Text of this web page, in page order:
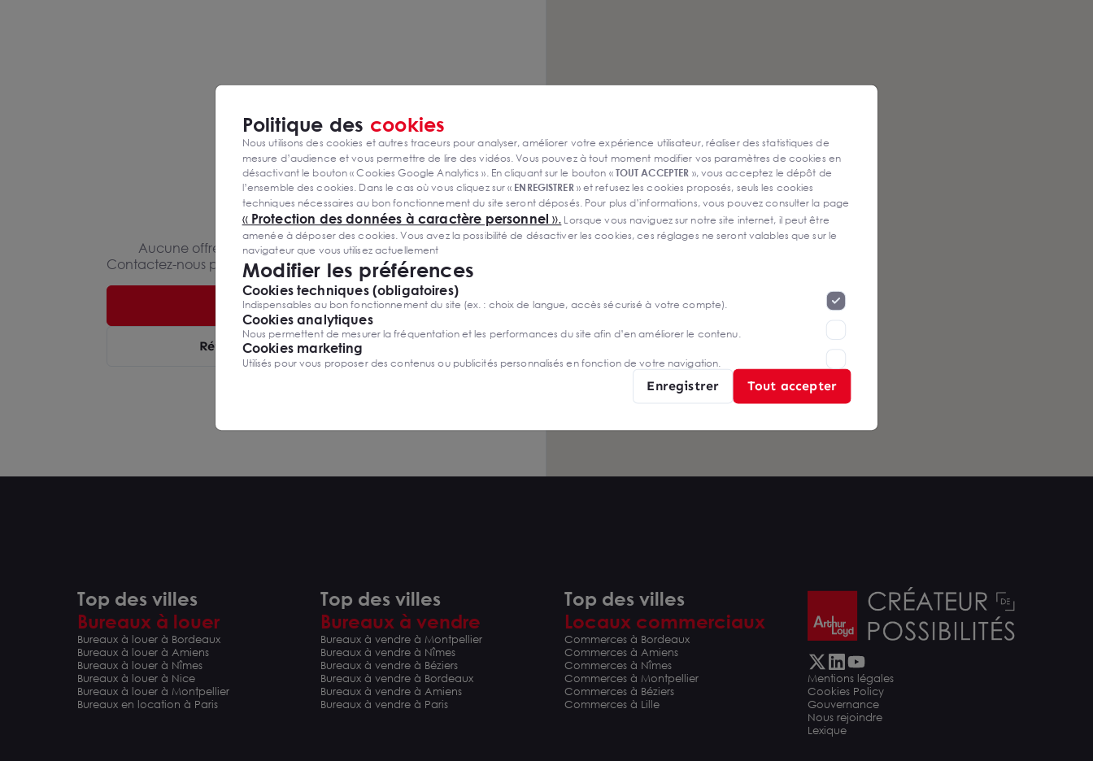
Aucune offre ne correspond à vos critères ?
Contactez-nous pour accéder à l'ensemble des offres
Nous contacter
Réinitialiser les critères
Top des villes
Bureaux à louer
Bureaux à louer à Bordeaux
Bureaux à louer à Amiens
Bureaux à louer à Nîmes
Bureaux à louer à Nice
Bureaux à louer à Montpellier
Bureaux en location à Paris
Top des villes
Bureaux à vendre
Bureaux à vendre à Montpellier
Bureaux à vendre à Nîmes
Bureaux à vendre à Béziers
Bureaux à vendre à Bordeaux
Bureaux à vendre à Amiens
Bureaux à vendre à Paris
Top des villes
Locaux commerciaux
Commerces à Bordeaux
Commerces à Amiens
Commerces à Nîmes
Commerces à Montpellier
Commerces à Béziers
Commerces à Lille
Mentions légales
Cookies Policy
Gouvernance
Nous rejoindre
Lexique
Politique des cookies
Nous utilisons des cookies et autres traceurs pour analyser, améliorer votre expérience utilisateur, réaliser des statistiques de
mesure d’audience et vous permettre de lire des vidéos. Vous pouvez à tout moment modifier vos paramètres de cookies en
désactivant le bouton « Cookies Google Analytics ». En cliquant sur le bouton «TOUT ACCEPTER », vous acceptez le dépôt de
l’ensemble des cookies. Dans le cas où vous cliquez sur « ENREGISTRER» et refusez les cookies proposés, seuls les cookies
techniques nécessaires au bon fonctionnement du site seront déposés. Pour plus d’informations, vous pouvez consulter la page
« Protection des données à caractère personnel ». Lorsque vous naviguez sur notre site internet, il peut être
amenée à déposer des cookies. Vous avez la possibilité de désactiver les cookies, ces réglages ne seront valables que sur le
navigateur que vous utilisez actuellement
Modifier les préférences
Cookies techniques (obligatoires)
Indispensables au bon fonctionnement du site (ex. : choix de langue, accès sécurisé à votre compte).
Cookies analytiques
Nous permettent de mesurer la fréquentation et les performances du site afin d’en améliorer le contenu.
Cookies marketing
Utilisés pour vous proposer des contenus ou publicités personnalisés en fonction de votre navigation.
Enregistrer Tout accepter